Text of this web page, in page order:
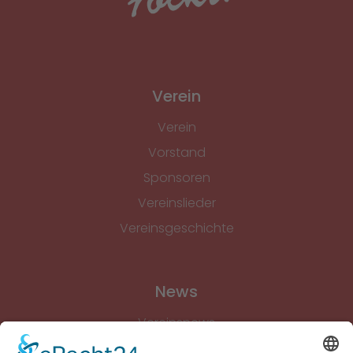
Verein
Verein
Vorstand
Sponsoren
Vereinslieder
Vereinsgeschichte
News
Vereinsnews